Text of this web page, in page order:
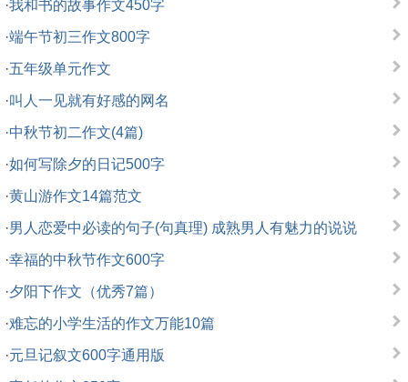
·我和书的故事作文450字
·端午节初三作文800字
·五年级单元作文
·叫人一见就有好感的网名
·中秋节初二作文(4篇)
·如何写除夕的日记500字
·黄山游作文14篇范文
·男人恋爱中必读的句子(句真理) 成熟男人有魅力的说说
·幸福的中秋节作文600字
·夕阳下作文（优秀7篇）
·难忘的小学生活的作文万能10篇
·元旦记叙文600字通用版